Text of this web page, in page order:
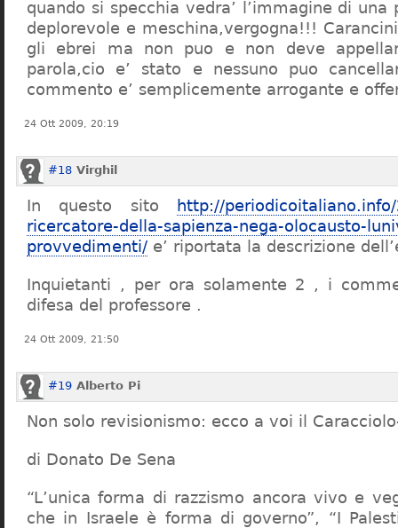
quando si specchia vedra’ l’immagine di una
deplorevole e meschina,vergogna!!!
gli ebrei ma non puo e non deve
parola,cio e’ stato e nessuno puo
commento e’ semplicemente arrogante e
24 Ott 2009, 20:19
#18 Virghil
In questo sito
http://
ricercatore-della-sapienza-nega-olocausto-
provvedimenti/ e’ riportata la descrizione
Inquietanti , per ora solamente 2 , i
difesa del professore .
24 Ott 2009, 21:50
#19 Alberto Pi
Non solo revisionismo: ecco a voi il
di Donato De Sena
“L’unica forma di razzismo ancora vivo e
che in Israele è forma di governo”, “I